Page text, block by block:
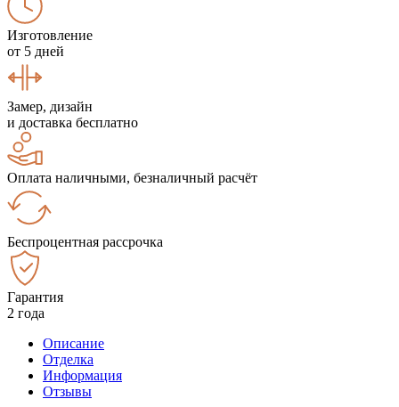
Изготовление
от 5 дней
Замер, дизайн
и доставка бесплатно
Оплата наличными, безналичный расчёт
Беспроцентная рассрочка
Гарантия
2 года
Описание
Отделка
Информация
Отзывы